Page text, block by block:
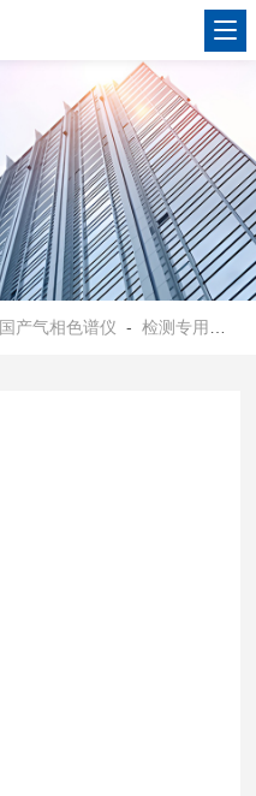
国产气相色谱仪 -检测专用色谱仪